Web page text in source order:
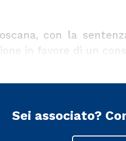
con la
in favore di un
Sei associato?